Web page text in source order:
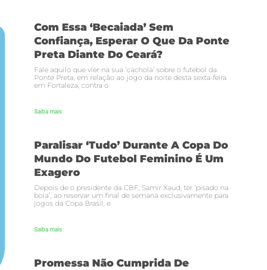
Com Essa ‘becaiada’ Sem
Confiança, Esperar O Que Da Ponte
Preta Diante Do Ceará?
Fale aquilo que vier na sua ‘cachola’ sobre o futebol da
Ponte Preta, em relação ao jogo da noite desta sexta-feira
em Fortaleza, contra o
Saiba mais
Paralisar ‘tudo’ Durante A Copa Do
Mundo Do Futebol Feminino É Um
Exagero
Depois de o presidente da CBF, Samir Xaud, ter ‘pisado na
bola’, ao reservar um final de semana exclusivamente para
jogos da Copa Brasil, e
Saiba mais
Promessa Não Cumprida De